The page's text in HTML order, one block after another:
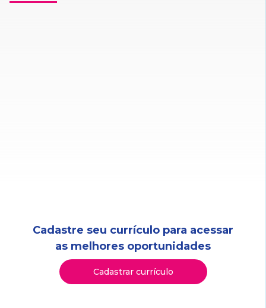
Cadastre seu currículo para acessar
as melhores oportunidades
Cadastrar currículo